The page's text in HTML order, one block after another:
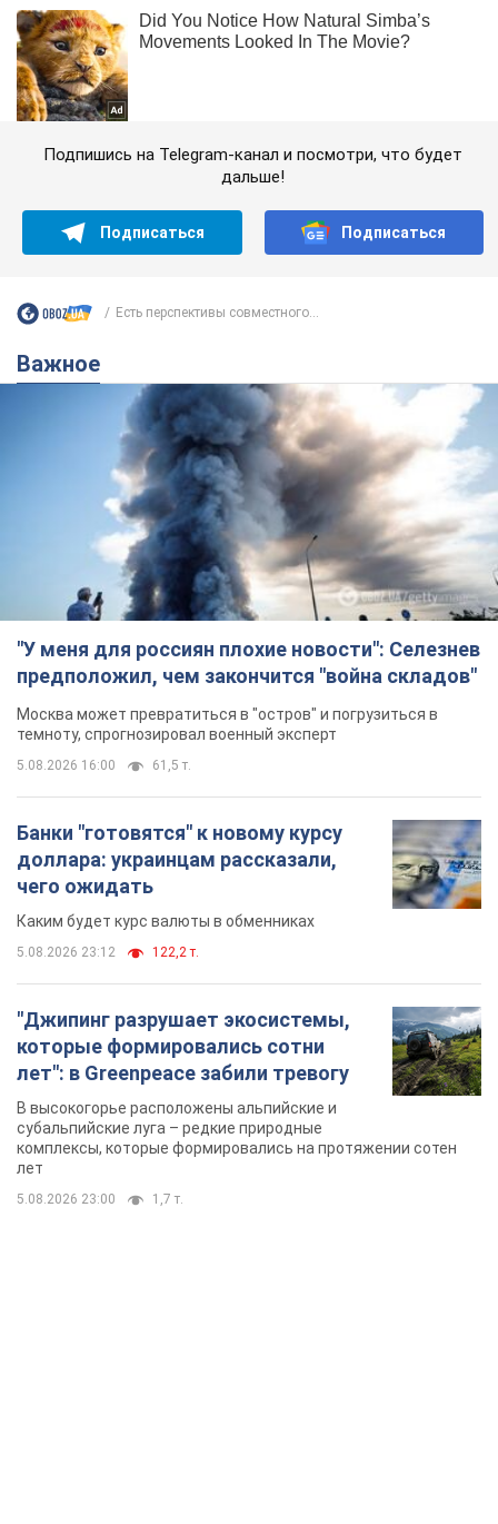
Подпишись на Telegram-канал и посмотри, что будет
дальше!
Подписаться Подписаться
Есть перспективы совместного...
Важное
"У меня для россиян плохие новости": Селезнев
предположил, чем закончится "война складов"
Москва может превратиться в "остров" и погрузиться в
темноту, спрогнозировал военный эксперт
5.08.2026 16:00 61,5 т.
Банки "готовятся" к новому курсу
доллара: украинцам рассказали,
чего ожидать
Каким будет курс валюты в обменниках
5.08.2026 23:12 122,2 т.
"Джипинг разрушает экосистемы,
которые формировались сотни
лет": в Greenpeace забили тревогу
В высокогорье расположены альпийские и
субальпийские луга – редкие природные
комплексы, которые формировались на протяжении сотен
лет
5.08.2026 23:00 1,7 т.